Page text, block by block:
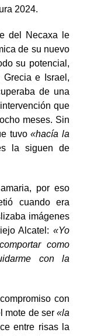
pasado, al
2024.
del Necaxa le
de su nuevo
su potencial,
e Israel,
de una
que
meses. Sin
tuvo«hacía la
por eso
cuando era
imágenes
Alcatel:«Yo
como
con la
con
mote de ser«la